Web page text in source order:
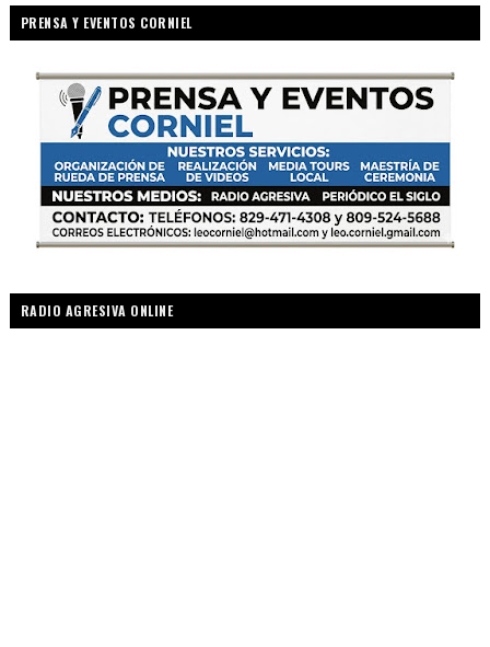
PRENSA Y EVENTOS CORNIEL
RADIO AGRESIVA ONLINE